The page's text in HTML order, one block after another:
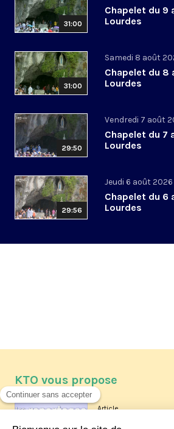
31:00
Chapelet du 9
Lourdes
31:00
Samedi 8 août
Chapelet du 8
Lourdes
29:50
Vendredi 7 août
Chapelet du 7
Lourdes
29:56
Jeudi 6 août 2026
Chapelet du 6
Lourdes
KTO vous propose
Article
Les reportages